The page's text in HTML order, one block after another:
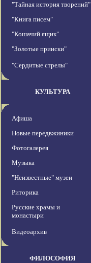
"Тайная история творений"
"Книга писем"
"Кошачий ящик"
"Золотые прииски"
"Сердитые стрелы"
КУЛЬТУРА
Афиша
Новые передвжиники
Фотогалерея
Музыка
"Неизвестные" музеи
Риторика
Русские храмы и
монастыри
Видеоархив
ФИЛОСОФИЯ